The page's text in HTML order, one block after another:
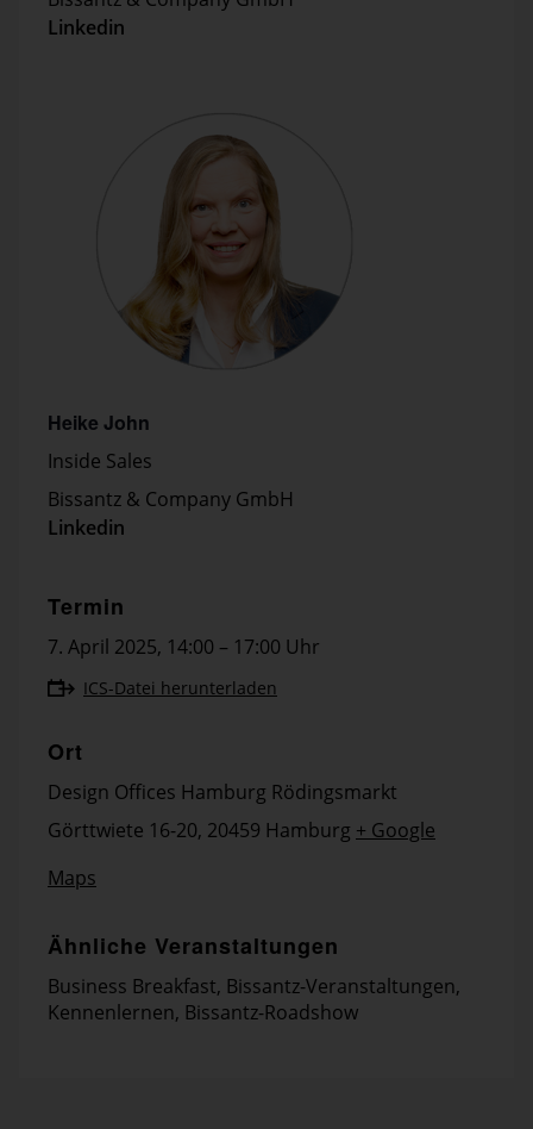
Linkedin
Heike John
Inside Sales
Bissantz & Company GmbH
Linkedin
Termin
7. April 2025, 14:00 – 17:00 Uhr
ICS-Datei herunterladen
Ort
Design Offices Hamburg Rödingsmarkt
Görttwiete 16-20, 20459 Hamburg + Google
Maps
Ähnliche Veranstaltungen
Business Breakfast, Bissantz-Veranstaltungen,
Kennenlernen, Bissantz-Roadshow